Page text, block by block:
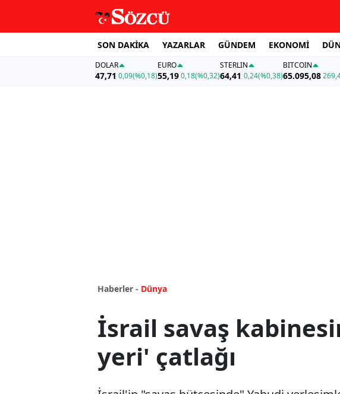
SON DAKİKA YAZARLAR GÜNDEM EKONOMİ
DOLAR
47,71 0,09(%0,18)
EURO
55,19 0,18(%0,32)
STERLIN
64,41 0,24(%0,38)
BITCOIN
65.095,08
Haberler - Dünya
İsrail savaş
yeri' çatlağı